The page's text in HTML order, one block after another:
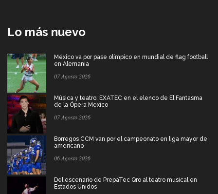
Lo más nuevo
México va por pase olímpico en mundial de flag football
en Alemania
07 Agosto 2026
Música y teatro: EXATEC en el elenco de El Fantasma
de la Ópera Mexico
07 Agosto 2026
Borregos CCM van por el campeonato en liga mayor de
americano
06 Agosto 2026
Del escenario de PrepaTec Qro al teatro musical en
Estados Unidos